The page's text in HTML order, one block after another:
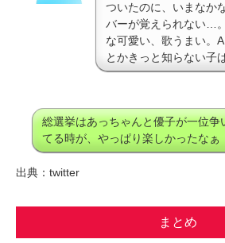
ついたのに、いまなか
バーが覚えられない…
な可愛い、歌うまい。
とかきっと知らない子
総選挙はあっちゃんと優子が一位争
てる時が、やっぱり楽しかったなぁ
出典：twitter
まとめ